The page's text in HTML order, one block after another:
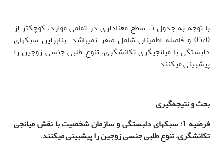
با توجه به جدول 5، سطح معناداری در تمامی موارد، کوچکتر از
05/0 و فاصله اطمینان شامل صفر نمی­باشد. بنابراین سبک­های
دلبستگی با میانجیگری تکانشگری، تنوع طلبی جنسی زوجین را
پیش­بینی می­کنند.
بحثو نتیجه‌گیری
فرضیه 1: سبک­های دلبستگی و سازمان شخصیت با نقش میانجی
تکانشگری، تنوع طلبی جنسی زوجین را پیش­بینی می­کنند.